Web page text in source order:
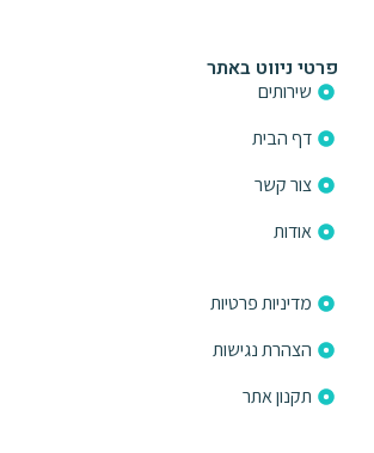
פרטי ניווט באתר
שירותים
דף הבית
צור קשר
אודות
מדיניות פרטיות
הצהרת נגישות
תקנון אתר